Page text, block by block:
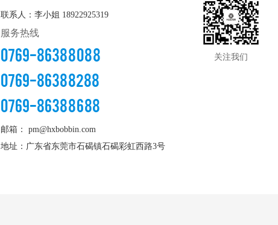
联系人：李小姐 18922925319
服务热线
0769-86388088
0769-86388288
0769-86388688
邮箱：
pm@hxbobbin.com
地址：广东省东莞市石碣镇石碣彩虹西路3号
关注我们